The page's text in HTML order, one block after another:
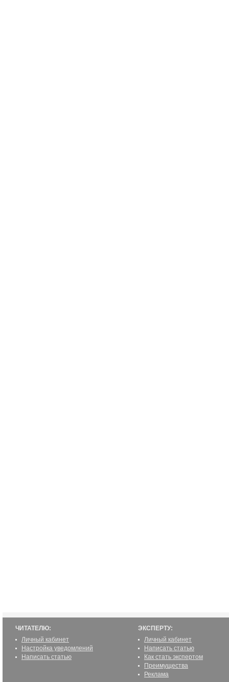
ЧИТАТЕЛЮ:
Личный кабинет
Настройка уведомлений
Написать статью
ЭКСПЕРТУ:
Личный кабинет
Написать статью
Как стать экспертом
Преимущества
Реклама